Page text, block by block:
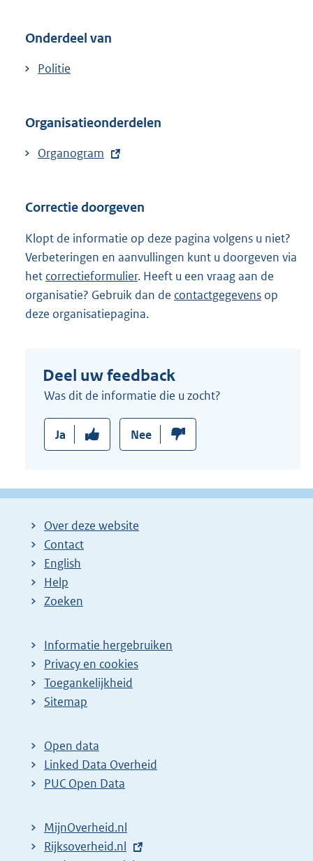
Onderdeel van
Politie
Organisatieonderdelen
E
e
n
e
l
i
n
Organogram
Correctie doorgeven
Klopt de informatie op deze pagina volgens u niet?
Verbeteringen en aanvullingen kunt u doorgeven via
het correctieformulier. Heeft u een vraag aan de
organisatie? Gebruik dan de contactgegevens op
deze organisatiepagina.
Deel uw feedback
Was dit de informatie die u zocht?
Ja Nee
Over deze website
Contact
English
Help
Zoeken
Informatie hergebruiken
Privacy en cookies
Toegankelijkheid
Sitemap
Open data
Linked Data Overheid
PUC Open Data
MijnOverheid.nl
E
Rijksoverheid.nl